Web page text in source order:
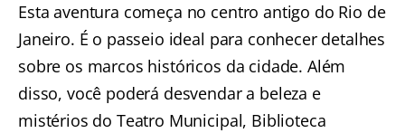
Esta aventura começa no centro antigo do Rio de
Janeiro. É o passeio ideal para conhecer detalhes
sobre os marcos históricos da cidade. Além
disso, você poderá desvendara beleza e
mistérios do Teatro Municipal, Biblioteca